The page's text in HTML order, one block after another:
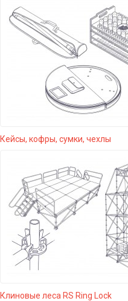
Кейсы, кофры, сумки, чехлы
Клиновые леса RS Ring Lock